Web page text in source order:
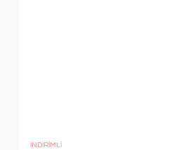
İNDİRİMLİ